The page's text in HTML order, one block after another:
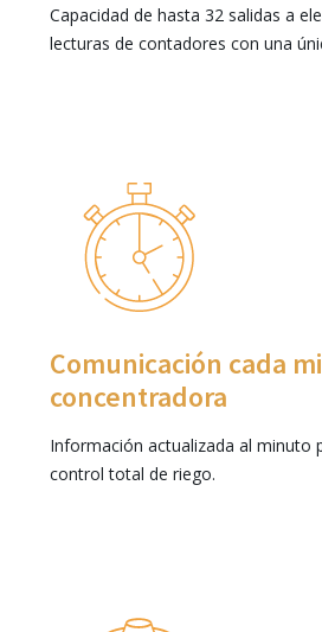
Capacidad de hasta 32 salidas a
lecturas de contadores con una
Comunicación cada
concentradora
Información actualizada al minuto
control total de riego.